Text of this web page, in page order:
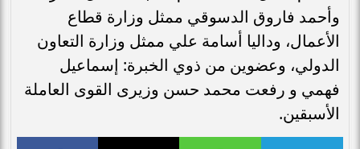
وأحمد فاروق الدسوقي ممثل وزارة قطاع
الأعمال، وداليا أسامة علي ممثل وزارة التعاون
الدولي، وعضوين من ذوي الخبرة: إسماعيل
فهمي و رفعت محمد حسن وزيرى القوى العاملة
الأسبقين.